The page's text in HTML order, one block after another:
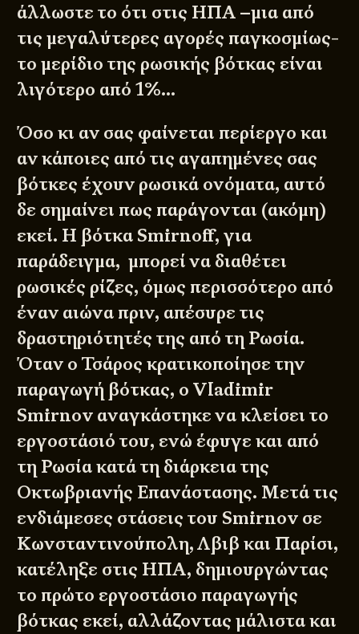
άλλωστε το ότι στις ΗΠΑ –μια από
τις μεγαλύτερες αγορές παγκοσμίως-
το μερίδιο της ρωσικής βότκας είναι
λιγότερο από 1%…
Όσο κι αν σας φαίνεται περίεργο και
αν κάποιες από τις αγαπημένες σας
βότκες έχουν ρωσικά ονόματα, αυτό
δε σημαίνει πως παράγονται (ακόμη)
εκεί. Η βότκα Smirnoff, για
παράδειγμα, μπορεί να διαθέτει
ρωσικές ρίζες, όμως περισσότερο από
έναν αιώνα πριν, απέσυρε τις
δραστηριότητές της από τη Ρωσία.
Όταν ο Τσάρος κρατικοποίησε την
παραγωγή βότκας, ο Vladimir
Smirnov αναγκάστηκε να κλείσει το
εργοστάσιό του, ενώ έφυγε και από
τη Ρωσία κατά τη διάρκεια της
Οκτωβριανής Επανάστασης. Μετά τις
ενδιάμεσες στάσεις του Smirnov σε
Κωνσταντινούπολη, Λβιβ και Παρίσι,
κατέληξε στις ΗΠΑ, δημιουργώντας
το πρώτο εργοστάσιο παραγωγής
βότκας εκεί, αλλάζοντας μάλιστα και